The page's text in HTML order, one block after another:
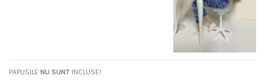
PAPUSILE NU SUNT INCLUSE!